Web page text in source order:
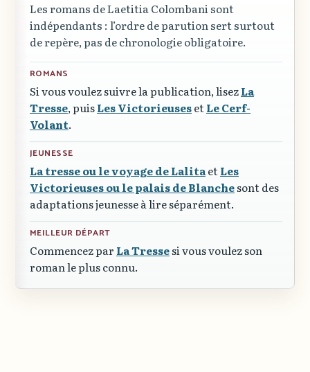
Les romans de Laetitia Colombani sont
indépendants : l’ordre de parution sert surtout
de repère, pas de chronologie obligatoire.
ROMANS
Si vous voulez suivre la publication, lisezLa
Tresse, puisLes VictorieusesetLe Cerf-
Volant.
JEUNESSE
La tresse ou le voyage de LalitaetLes
Victorieuses ou le palais de Blanchesont des
adaptations jeunesse à lire séparément.
MEILLEUR DÉPART
Commencez par La Tressesi vous voulez son
roman le plus connu.